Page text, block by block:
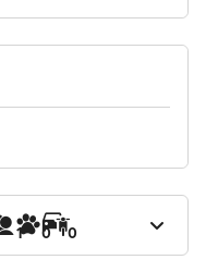
1 0 0